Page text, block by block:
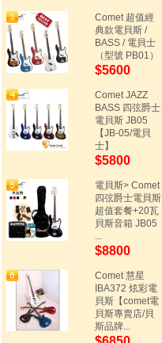
Comet 超值經
典款電貝斯 /
BASS / 電貝士
（型號 PB01）
$5600
Comet JAZZ
BASS 四弦爵士
電貝斯 JB05
【JB-05/電貝
士】
$5800
電貝斯> Comet
四弦爵士電貝斯
超值套餐+20瓦
貝斯音箱 JB05
...
$8800
Comet 慧星
IBA372 炫彩電
貝斯【comet電
貝斯專賣店/貝
斯品牌...